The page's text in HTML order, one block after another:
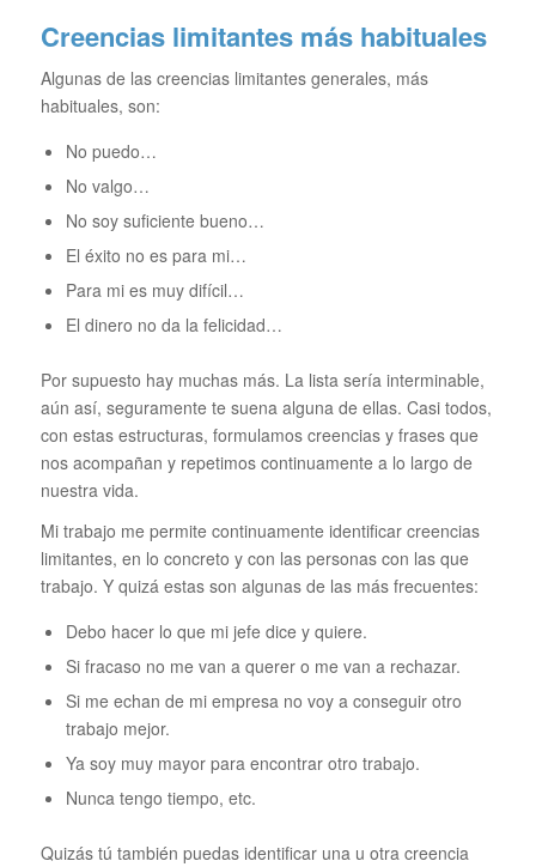
Creencias limitantes más habituales
Algunas de las creencias limitantes generales, más
habituales, son:
No puedo…
No valgo…
No soy suficiente bueno…
El éxito no es para mi…
Para mi es muy difícil…
El dinero no da la felicidad…
Por supuesto hay muchas más. La lista sería interminable,
aún así, seguramente te suena alguna de ellas. Casi todos,
con estas estructuras, formulamos creencias y frases que
nos acompañan y repetimos continuamente a lo largo de
nuestra vida.
Mi trabajo me permite continuamente identificar creencias
limitantes, en lo concreto y con las personas con las que
trabajo. Y quizá estas son algunas de las más frecuentes:
Debo hacer lo que mi jefe dice y quiere.
Si fracaso no me van a querer o me van a rechazar.
Si me echan de mi empresa no voy a conseguir otro
trabajo mejor.
Ya soy muy mayor para encontrar otro trabajo.
Nunca tengo tiempo, etc.
Quizás tú también puedas identificar una u otra creencia